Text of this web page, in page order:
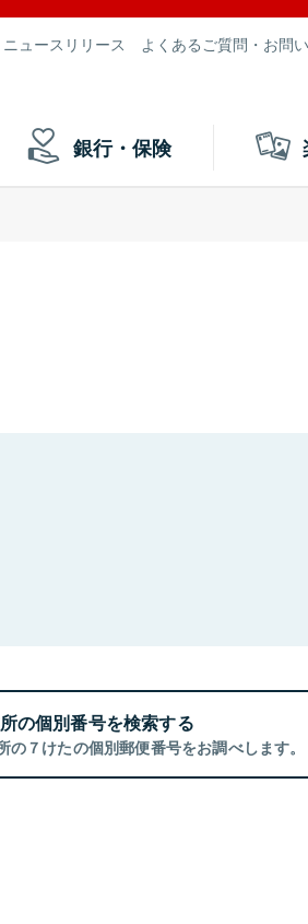
ニュースリリース よくあるご質問・お問
銀行・保険
の個別番号を検索する
の７けたの個別郵便番号をお調べします。